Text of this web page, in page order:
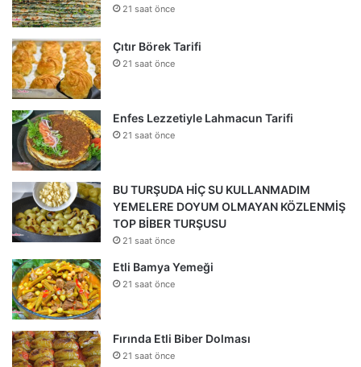
21 saat önce
Çıtır Börek Tarifi
21 saat önce
Enfes Lezzetiyle Lahmacun Tarifi
21 saat önce
BU TURŞUDA HİÇ SU KULLANMADIM
YEMELERE DOYUM OLMAYAN KÖZLENMİŞ
TOP BİBER TURŞUSU
21 saat önce
Etli Bamya Yemeği
21 saat önce
Fırında Etli Biber Dolması
21 saat önce